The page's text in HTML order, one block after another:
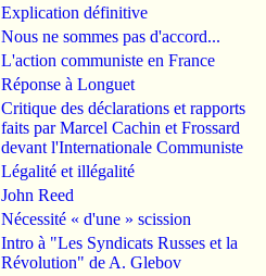
Explication définitive
Nous ne sommes pas d'accord...
L'action communiste en France
Réponse à Longuet
Critique des déclarations et rapports
faits par Marcel Cachin et Frossard
devant l'Internationale Communiste
Légalité et illégalité
John Reed
Nécessité « d'une » scission
Intro à "Les Syndicats Russes et la
Révolution" de A. Glebov